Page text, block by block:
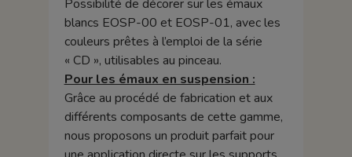
Possibilité de décorer sur les émaux
blancs EOSP-00 et EOSP-01, avec les
couleurs prêtes à l’emploi de la série
« CD », utilisables au pinceau.
Pour les émaux en suspension :
Grâce au procédé de fabrication et aux
différents composants de cette gamme,
nous proposons un produit parfait pour